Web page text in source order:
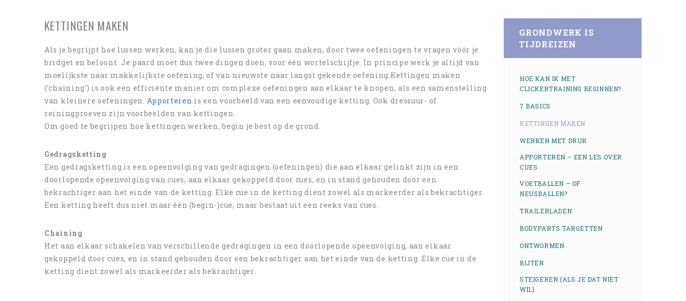
KETTINGEN MAKEN
Als je begrijpt hoe lussen werken, kan je die lussen groter gaan maken, door twee oefeningen te vragen vóór je
bridget en beloont. Je paard moet dus twee dingen doen, voor één wortelschijfje. In principe werk je altijd van
moelijkste naar makkelijkste oefening, of van nieuwste naar langst gekende oefening.Kettingen maken
(‘chaining’) is ook een efficiënte manier om complexe oefeningen aan elkaar te knopen, als een samenstelling
van kleinere oefeningen. Apporteren is een voorbeeld van een eenvoudige ketting. Ook dressuur- of
reiningproeven zijn voorbeelden van kettingen.
Om goed te begrijpen hoe kettingen werken, begin je best op de grond.
Gedragsketting
Een gedragsketting is een opeenvolging van gedragingen (oefeningen) die aan elkaar gelinkt zijn in een
doorlopende opeenvolging van cues, aan elkaar gekoppeld door cues, en in stand gehouden door een
bekrachtiger aan het einde van de ketting. Elke cue in de ketting dient zowel als markeerder als bekrachtiger.
Een ketting heeft dus niet maar één (begin-)cue, maar bestaat uit een reeks van cues.
Chaining
Het aan elkaar schakelen van verschillende gedragingen in een doorlopende opeenvolging, aan elkaar
gekoppeld door cues, en in stand gehouden door een bekrachtiger aan het einde van de ketting. Elke cue in de
ketting dient zowel als markeerder als bekrachtiger.
GRONDWERK IS
TIJDREIZEN
HOE KAN IK MET
CLICKERTRAINING BEGINNEN?
7 BASICS
KETTINGEN MAKEN
WERKEN MET DRUK
APPORTEREN – EEN LES OVER
CUES
VOETBALLEN – OF
NEUSBALLEN?
TRAILERLADEN
BODYPARTS TARGETTEN
ONTWORMEN
BIJTEN
STEIGEREN (ALS JE DAT NIET
WIL)